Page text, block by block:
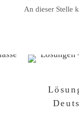
An dieser Stelle